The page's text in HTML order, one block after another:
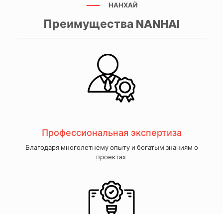
НАНХАЙ
Преимущества NANHAI
Профессиональная экспертиза
Благодаря многолетнему опыту и богатым знаниям о
проектах.